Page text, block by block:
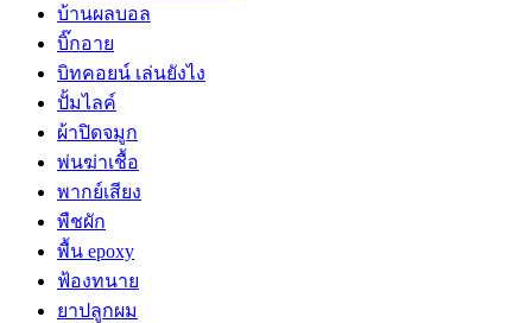
บ้านผลบอล
บิ๊กอาย
บิทคอยน์ เล่นยังไง
ปั้มไลค์
ผ้าปิดจมูก
พ่นฆ่าเชื้อ
พากย์เสียง
พืชผัก
พื้น epoxy
ฟ้องทนาย
ยาปลูกผม